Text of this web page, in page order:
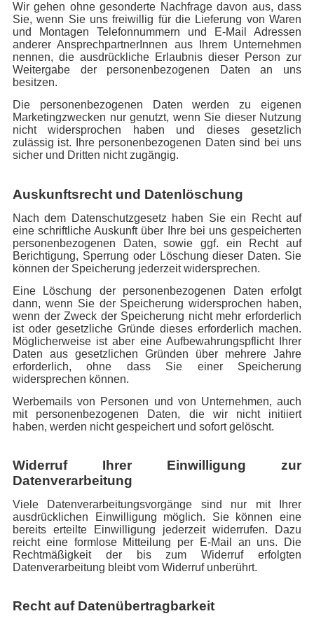
Wir gehen ohne gesonderte Nachfrage davon aus, dass
Sie, wenn Sie uns freiwillig für die Lieferung von Waren
und Montagen Telefonnummern und E-Mail Adressen
anderer AnsprechpartnerInnen aus Ihrem Unternehmen
nennen, die ausdrückliche Erlaubnis dieser Person zur
Weitergabe der personenbezogenen Daten an uns
besitzen.
Die personenbezogenen Daten werden zu eigenen
Marketingzwecken nur genutzt, wenn Sie dieser Nutzung
nicht widersprochen haben und dieses gesetzlich
zulässig ist. Ihre personenbezogenen Daten sind bei uns
sicher und Dritten nicht zugängig.
Auskunftsrecht und Datenlöschung
Nach dem Datenschutzgesetz haben Sie ein Recht auf
eine schriftliche Auskunft über Ihre bei uns gespeicherten
personenbezogenen Daten, sowie ggf. ein Recht auf
Berichtigung, Sperrung oder Löschung dieser Daten. Sie
können der Speicherung jederzeit widersprechen.
Eine Löschung der personenbezogenen Daten erfolgt
dann, wenn Sie der Speicherung widersprochen haben,
wenn der Zweck der Speicherung nicht mehr erforderlich
ist oder gesetzliche Gründe dieses erforderlich machen.
Möglicherweise ist aber eine Aufbewahrungspflicht Ihrer
Daten aus gesetzlichen Gründen über mehrere Jahre
erforderlich, ohne dass Sie einer Speicherung
widersprechen können.
Werbemails von Personen und von Unternehmen, auch
mit personenbezogenen Daten, die wir nicht initiiert
haben, werden nicht gespeichert und sofort gelöscht.
Widerruf Ihrer Einwilligung zur
Datenverarbeitung
Viele Datenverarbeitungsvorgänge sind nur mit Ihrer
ausdrücklichen Einwilligung möglich. Sie können eine
bereits erteilte Einwilligung jederzeit widerrufen. Dazu
reicht eine formlose Mitteilung per E-Mail an uns. Die
Rechtmäßigkeit der bis zum Widerruf erfolgten
Datenverarbeitung bleibt vom Widerruf unberührt.
Recht auf Datenübertragbarkeit